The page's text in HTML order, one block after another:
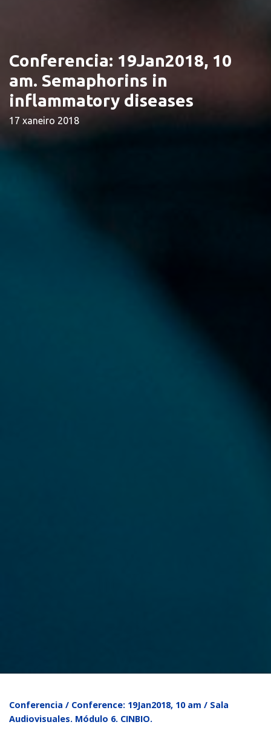
Conferencia: 19Jan2018, 10
am. Semaphorins in
inflammatory diseases
17 xaneiro 2018
Conferencia / Conference: 19Jan2018, 10 am / Sala
Audiovisuales. Módulo 6. CINBIO.